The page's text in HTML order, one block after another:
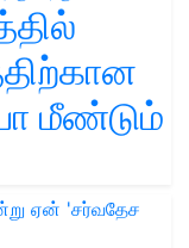
மீண்டும்